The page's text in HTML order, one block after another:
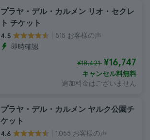
プラヤ・デル・カルメン リオ・セクレ
ト チケット
4.5
515 お客様の声
即時確認
¥18,421 ¥16,747
キャンセル料無料
追加料金はございません
プラヤ・デル・カルメン ヤルク公園チ
ケット
4.6
1.055 お客様の声